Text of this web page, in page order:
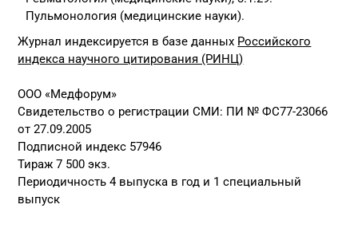
Пульмонология (медицинские науки).
Журнал индексируется в базе данных Российского
индекса научного цитирования (РИНЦ)
ООО «Медфорум»
Свидетельство о регистрации СМИ: ПИ № ФС77-23066
от 27.09.2005
Подписной индекс 57946
Тираж 7 500 экз.
Периодичность 4 выпуска в год и 1 специальный
выпуск